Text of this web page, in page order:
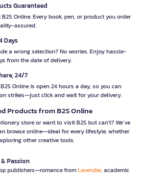
Guaranteed
Online. Every book, pen, or product you order
assured.
Days
a wrong selection? No worries. Enjoy hassle-
from the date of delivery.
24/7
Online is open 24 hours a day, so you can
strikes—just click and wait for your delivery.
Products from B2S Online
store or want to visit B2S but can't? We’ve
browse online—ideal for every lifestyle, whether
other creative tools.
Passion
publishers—romance fromLavender, academic